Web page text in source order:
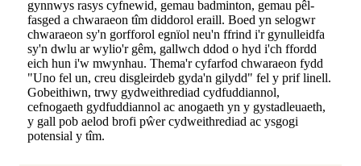
gynnwys rasys cyfnewid, gemau badminton, gemau pêl-
fasged a chwaraeon tîm diddorol eraill. Boed yn selogwr
chwaraeon sy'n gorfforol egnïol neu'n ffrind i'r gynulleidfa
sy'n dwlu ar wylio'r gêm, gallwch ddod o hyd i'ch ffordd
eich hun i'w mwynhau. Thema'r cyfarfod chwaraeon fydd
"Uno fel un, creu disgleirdeb gyda'n gilydd" fel y prif linell.
Gobeithiwn, trwy gydweithrediad cydfuddiannol,
cefnogaeth gydfuddiannol ac anogaeth yn y gystadleuaeth,
y gall pob aelod brofi pŵer cydweithrediad ac ysgogi
potensial y tîm.